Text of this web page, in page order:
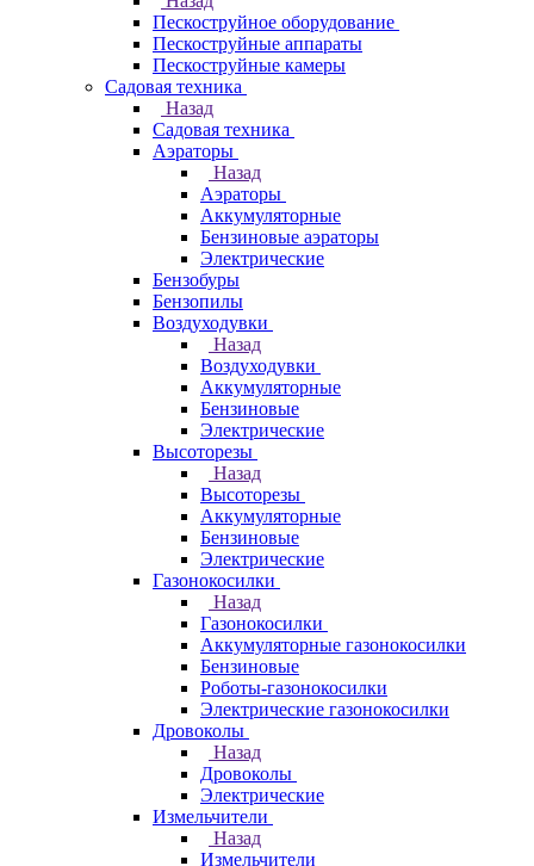
Пескоструйное оборудование
Пескоструйные аппараты
Пескоструйные камеры
Садовая техника
Назад
Садовая техника
Аэраторы
Назад
Аэраторы
Аккумуляторные
Бензиновые аэраторы
Электрические
Бензобуры
Бензопилы
Воздуходувки
Назад
Воздуходувки
Аккумуляторные
Бензиновые
Электрические
Высоторезы
Назад
Высоторезы
Аккумуляторные
Бензиновые
Электрические
Газонокосилки
Назад
Газонокосилки
Аккумуляторные газонокосилки
Бензиновые
Роботы-газонокосилки
Электрические газонокосилки
Дровоколы
Назад
Дровоколы
Электрические
Измельчители
Назад
Измельчители